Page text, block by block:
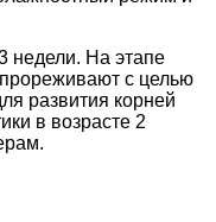
недели. На этапе
с целью
развития корней
в возрасте 2